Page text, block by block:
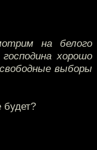
на белого
хорошо
выборы
будет?